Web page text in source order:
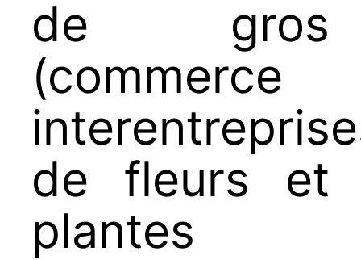
de gros
(commerce
de fleurs et
plantes